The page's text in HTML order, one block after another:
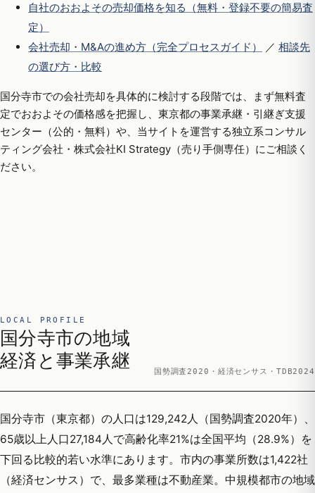
自社のおおよその売却価格を知る（無料・登録不要の簡易査
定）
会社売却・M&Aの進め方（完全プロセスガイド）
／ 相談先
の選び方・比較
国分寺市での会社売却を具体的に検討する段階では、まず無料査
定でおおよその価格感を把握し、東京都の事業承継・引継ぎ支援
センター（公的・無料）や、当サイトを運営する独立系コンサル
ティング会社・株式会社KI Strategy（売り手側専任）にご相談く
ださい。
LOCAL PROFILE
国分寺市の地域
経済と事業承継
国勢調査2020・経済センサス・TDB2024
国分寺市（東京都）の人口は129,242人（国勢調査2020年）、
65歳以上人口27,184人で高齢化率21%は全国平均（28.9%）を
下回る比較的若い水準にあります。市内の事業所数は1,422社
（経済センサス）で、最多業種は不動産業。中規模都市の地域